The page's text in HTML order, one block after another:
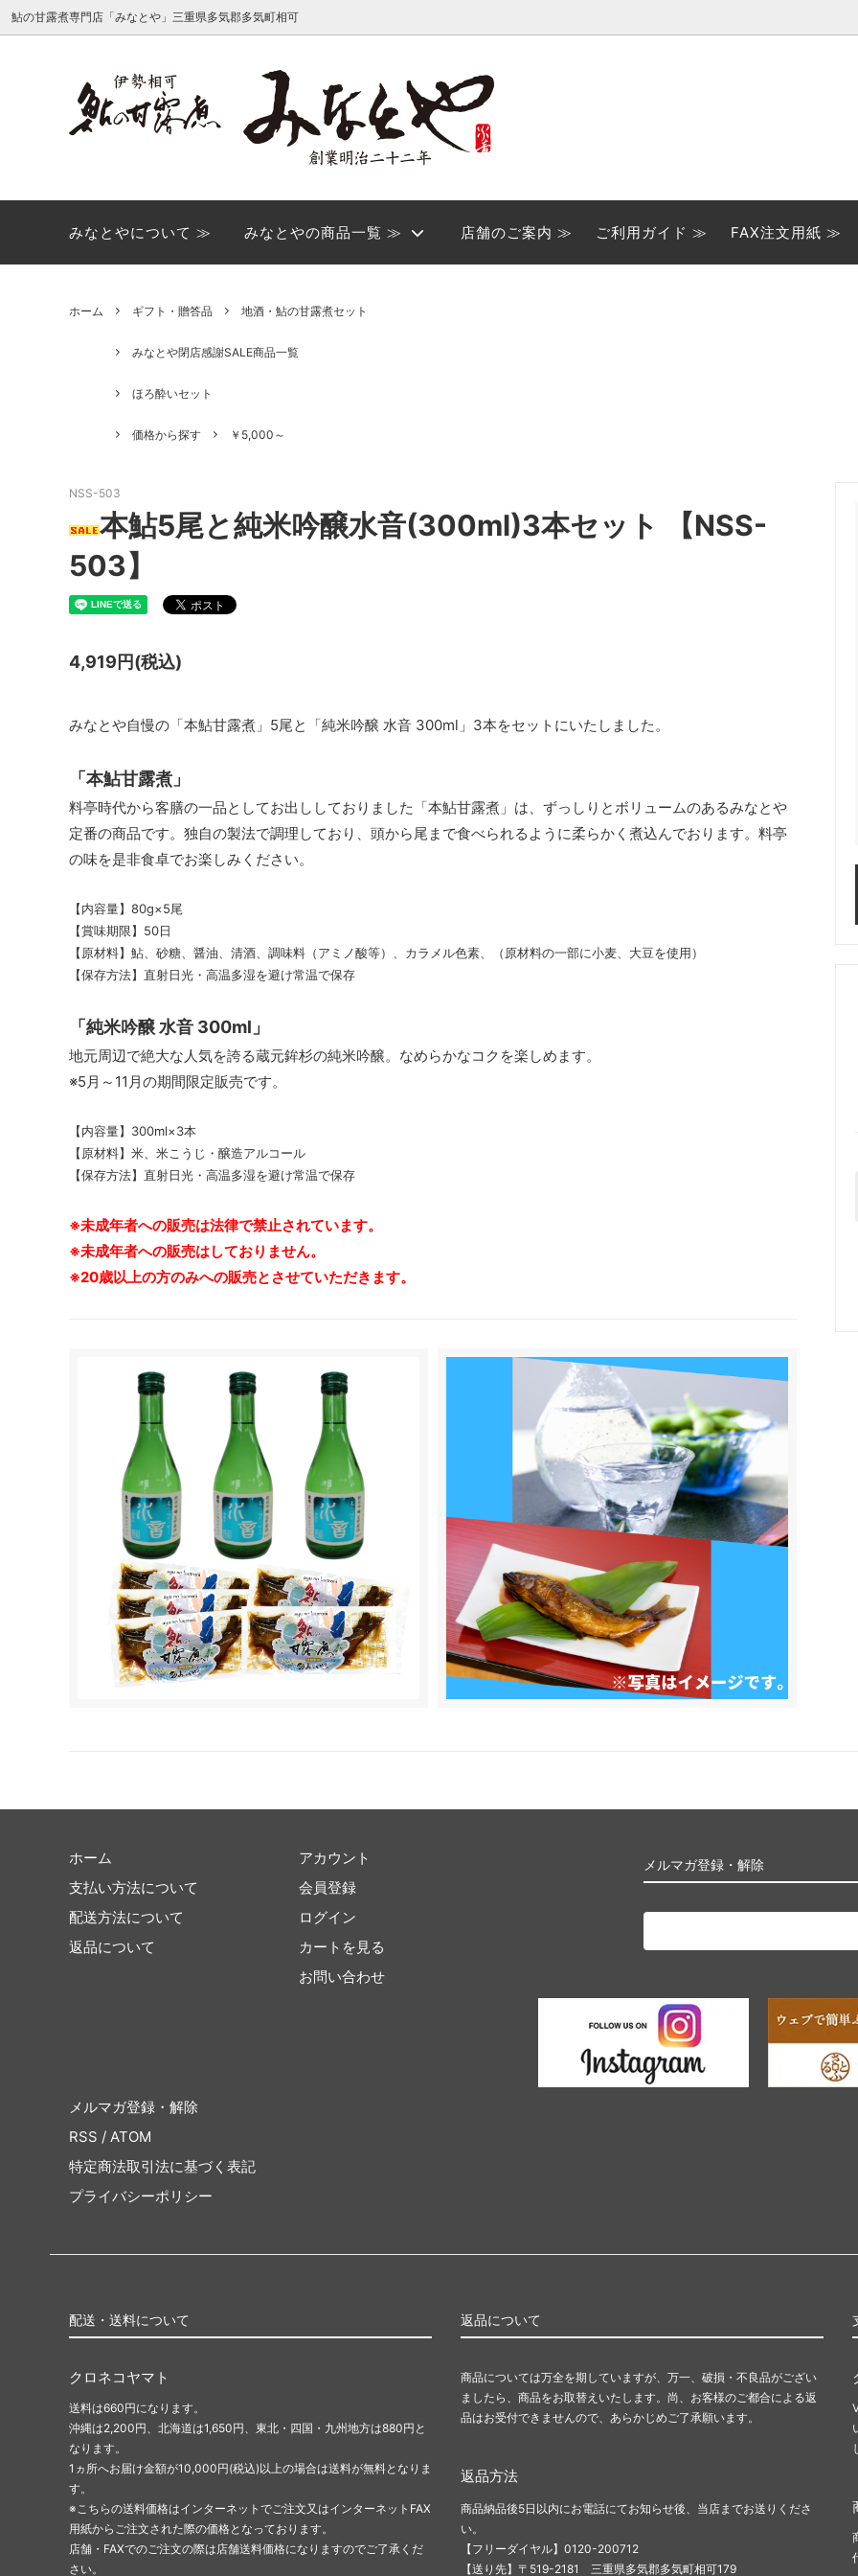
鮎の甘露煮専門店「みなとや」三重県多気郡多気町相可
ご家庭用商品
価格から探す
店舗のご案内
せ
みなとやについて ≫ みなとやの商品一覧 ≫ 店舗のご案内 ≫ ご利用ガイド ≫ FAX注文用紙 ≫
ホーム ギフト・贈答品 地酒・鮎の甘露煮セット
みなとや閉店感謝SALE商品一覧
ほろ酔いセット
価格から探す ￥5,000～
NSS-503
本鮎5尾と純米吟醸水音(300ml)3本セット 【NSS-
503】
4,919円(税込)
みなとや自慢の「本鮎甘露煮」5尾と「純米吟醸 水音 300ml」3本をセットにいたしました。
「本鮎甘露煮」
料亭時代から客膳の一品としてお出ししておりました「本鮎甘露煮」は、ずっしりとボリュームのあるみなとや
定番の商品です。独自の製法で調理しており、頭から尾まで食べられるように柔らかく煮込んでおります。料亭
の味を是非食卓でお楽しみください。
【内容量】80g×5尾
【賞味期限】50日
【原材料】鮎、砂糖、醤油、清酒、調味料（アミノ酸等）、カラメル色素、（原材料の一部に小麦、大豆を使用）
【保存方法】直射日光・高温多湿を避け常温で保存
「純米吟醸 水音 300ml」
地元周辺で絶大な人気を誇る蔵元鉾杉の純米吟醸。なめらかなコクを楽しめます。
※5月～11月の期間限定販売です。
【内容量】300ml×3本
【原材料】米、米こうじ・醸造アルコール
【保存方法】直射日光・高温多湿を避け常温で保存
※未成年者への販売は法律で禁止されています。
※未成年者への販売はしておりません。
※20歳以上の方のみへの販売とさせていただきます。
メルマガ登録・解除
ホーム
支払い方法について
配送方法について
返品について
アカウント
会員登録
ログイン
カートを見る
お問い合わせ
メルマガ登録・解除
RSS / ATOM
特定商法取引法に基づく表記
プライバシーポリシー
配送・送料について
クロネコヤマト
送料は660円になります。
沖縄は2,200円、北海道は1,650円、東北・四国・九州地方は880円と
なります。
1ヵ所へお届け金額が10,000円(税込)以上の場合は送料が無料となりま
す。
※こちらの送料価格はインターネットでご注文又はインターネットFAX
用紙からご注文された際の価格となっております。
店舗・FAXでのご注文の際は店舗送料価格になりますのでご了承くだ
さい。
返品について
商品については万全を期していますが、万一、破損・不良品がござい
ましたら、商品をお取替えいたします。尚、お客様のご都合による返
品はお受付できませんので、あらかじめご了承願います。
返品方法
商品納品後5日以内にお電話にてお知らせ後、当店までお送りくださ
い。
【フリーダイヤル】0120-200712
【送り先】〒519-2181 三重県多気郡多気町相可179